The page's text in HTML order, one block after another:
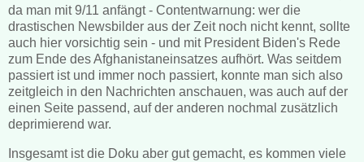
da man mit 9/11 anfängt - Contentwarnung: wer die
drastischen Newsbilder aus der Zeit noch nicht kennt, sollte
auch hier vorsichtig sein - und mit President Biden's Rede
zum Ende des Afghanistaneinsatzes aufhört. Was seitdem
passiert ist und immer noch passiert, konnte man sich also
zeitgleich in den Nachrichten anschauen, was auch auf der
einen Seite passend, auf der anderen nochmal zusätzlich
deprimierend war.
Insgesamt ist die Doku aber gut gemacht, es kommen viele